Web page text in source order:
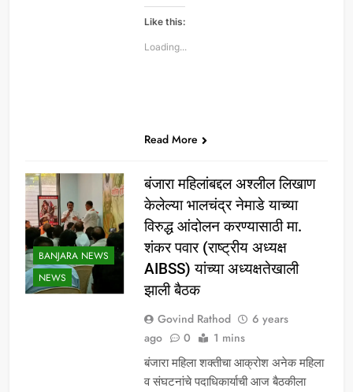
Like this:
Loading...
Read More
BANJARA NEWS
NEWS
बंजारा महिलांबद्दल अश्लील लिखाण
केलेल्या भालचंद्र नेमाडे याच्या
विरुद्ध आंदोलन करण्यासाठी मा.
शंकर पवार (राष्ट्रीय अध्यक्ष
AIBSS) यांच्या अध्यक्षतेखाली
झाली बैठक
Govind Rathod
6 years
ago
0 1 mins
बंजारा महिला शक्तीचा आक्रोश अनेक महिला
व संघटनांचे पदाधिकार्याची आज बैठकीला